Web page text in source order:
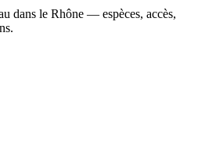
dans le Rhône — espèces, accès,